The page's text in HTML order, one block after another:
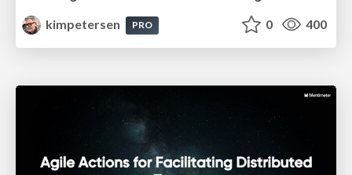
kimpetersen
PRO 0 400